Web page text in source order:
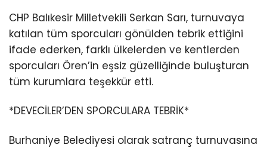
CHP Balıkesir Milletvekili Serkan Sarı, turnuvaya
katılan tüm sporcuları gönülden tebrik ettiğini
ifade ederken, farklı ülkelerden ve kentlerden
sporcuları Ören’in eşsiz güzelliğinde buluşturan
tüm kurumlara teşekkür etti.
*DEVECİLER’DEN SPORCULARA TEBRİK*
Burhaniye Belediyesi olarak satranç turnuvasına